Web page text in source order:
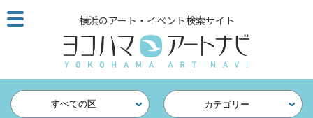
こ
の
ジ
そ
横浜のアート・イベント検索サイト
すべての区 カテゴリー